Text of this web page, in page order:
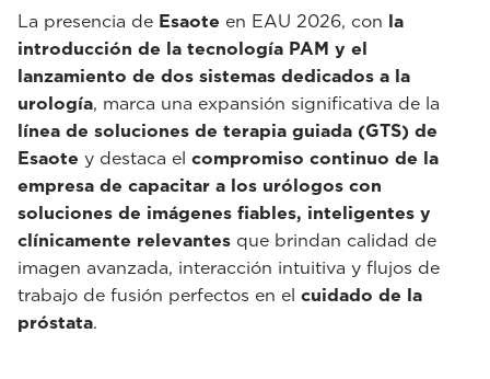
La presencia de Esaote en EAU 2026, con la
introducción de la tecnología PAM y el
lanzamiento de dos sistemas dedicados a la
urología, marca una expansión significativa de la
línea de soluciones de terapia guiada (GTS) de
Esaote y destaca el compromiso continuo de la
empresa de capacitar a los urólogos con
soluciones de imágenes fiables, inteligentes y
clínicamente relevantes que brindan calidad de
imagen avanzada, interacción intuitiva y flujos de
trabajo de fusión perfectos en el cuidado de la
próstata.